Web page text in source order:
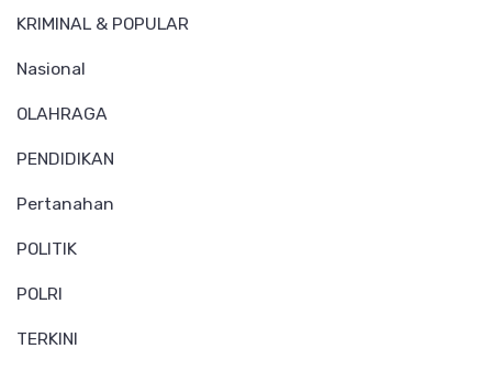
KRIMINAL & POPULAR
Nasional
OLAHRAGA
PENDIDIKAN
Pertanahan
POLITIK
POLRI
TERKINI